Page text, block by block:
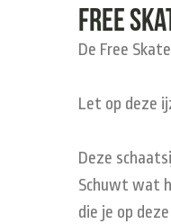
Free
De Free
Let op deze
Deze
Schuwt wat
die je op